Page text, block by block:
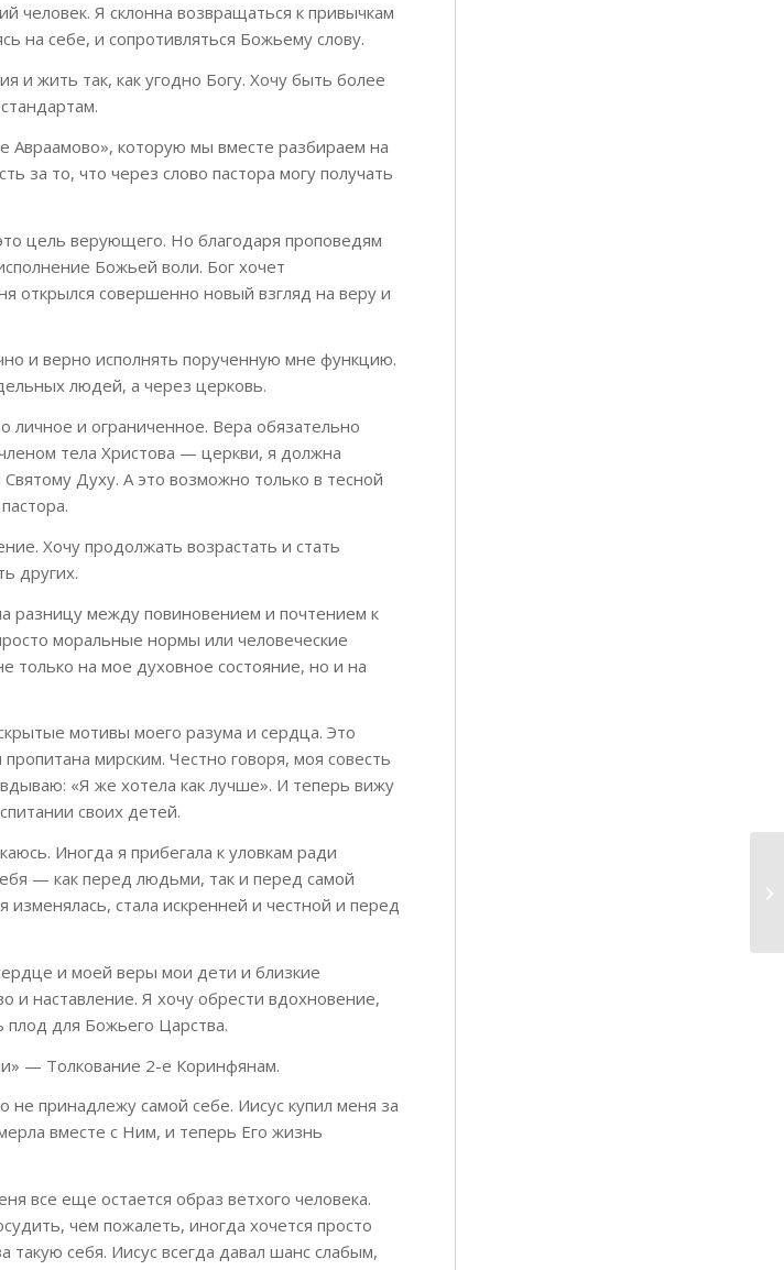
Я склонна возвращаться к привычкам
на себе, и сопротивляться Божьему слову.
и жить так, как угодно Богу. Хочу быть более
Авраамово», которую мы вместе разбираем на
за то, что через слово пастора могу получать
цель верующего. Но благодаря проповедям
Божьей воли. Бог хочет
открылся совершенно новый взгляд на веру и
и верно исполнять порученную мне функцию.
людей, а через церковь.
и ограниченное. Вера обязательно
тела Христова — церкви, я должна
Духу. А это возможно только в тесной
Хочу продолжать возрастать и стать
других.
разницу между повиновением и почтением к
моральные нормы или человеческие
только на мое духовное состояние, но и на
мотивы моего разума и сердца. Это
мирским. Честно говоря, моя совесть
«Я же хотела как лучше». И теперь вижу
своих детей.
Иногда я прибегала к уловкам ради
— как перед людьми, так и перед самой
стала искренней и честной и перед
и моей веры мои дети и близкие
и наставление. Я хочу обрести вдохновение,
для Божьего Царства.
— Толкование 2-е Коринфянам.
принадлежу самой себе. Иисус купил меня за
вместе с Ним, и теперь Его жизнь
все еще остается образ ветхого человека.
чем пожалеть, иногда хочется просто
такую себя. Иисус всегда давал шанс слабым,